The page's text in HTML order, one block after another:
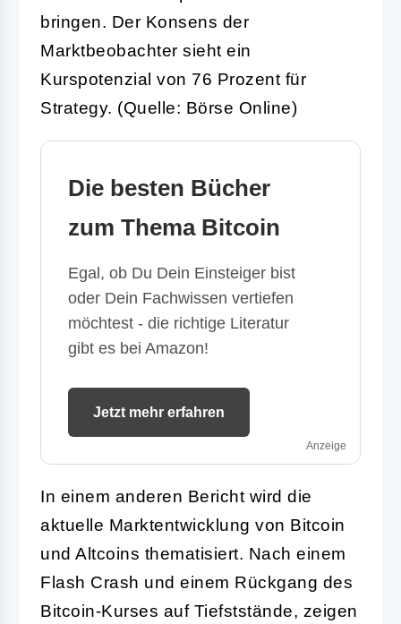
bringen. Der Konsens der
Marktbeobachter sieht ein
Kurspotenzial von 76 Prozent für
Strategy. (Quelle: Börse Online)
Die besten Bücher
zum Thema Bitcoin
Egal, ob Du Dein Einsteiger bist
oder Dein Fachwissen vertiefen
möchtest - die richtige Literatur
gibt es bei Amazon!
Jetzt mehr erfahren
Anzeige
In einem anderen Bericht wird die
aktuelle Marktentwicklung von Bitcoin
und Altcoins thematisiert. Nach einem
Flash Crash und einem Rückgang des
Bitcoin-Kurses auf Tiefststände, zeigen